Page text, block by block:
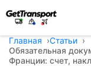
Главная
Статьи
Обязательная
Франции: счет,